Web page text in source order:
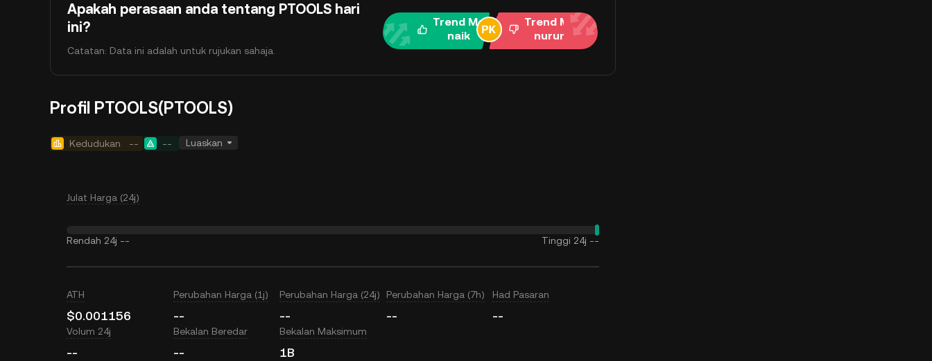
Apakah perasaan anda tentang PTOOLS hari
ini?
Catatan: Data ini adalah untuk rujukan sahaja.
Trend Me
naik
Trend Me
nurun
Profil PTOOLS(PTOOLS)
Kedudukan -- -- Luaskan
Julat Harga (24j)
Rendah 24j -- Tinggi 24j --
ATH
$0.001156
Perubahan Harga (1j)
--
Perubahan Harga (24j)
--
Perubahan Harga (7h)
--
Had Pasaran
--
Volum 24j
--
Bekalan Beredar
--
Bekalan Maksimum
1B